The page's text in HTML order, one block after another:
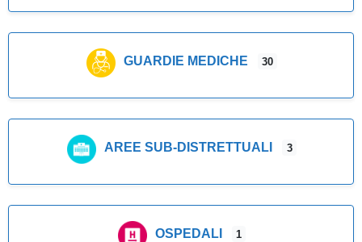
GUARDIE MEDICHE 30
AREE SUB-DISTRETTUALI 3
OSPEDALI 1